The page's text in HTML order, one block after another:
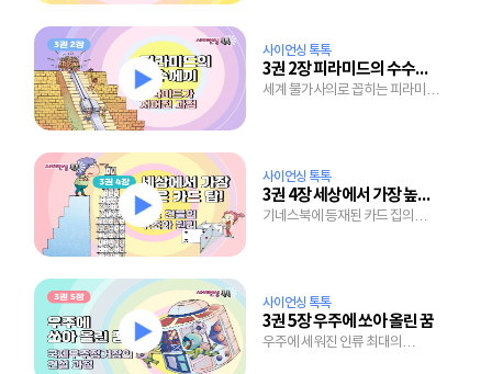
사이언싱 톡톡
3권 2장 피라미드의 수수께끼
세계 불가사의로 꼽히는 피라미드
사이언싱 톡톡
3권 4장 세상에서 가장 높은 카드 탑!
기네스북에 등재된 카드 집의
사이언싱 톡톡
3권 5장 우주에 쏘아 올린 꿈
우주에 세워진 인류 최대의